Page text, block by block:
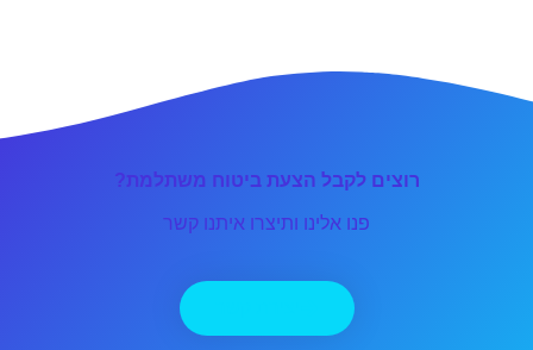
רוצים לקבל הצעת ביטוח משתלמת?
פנו אלינו ותיצרו איתנו קשר